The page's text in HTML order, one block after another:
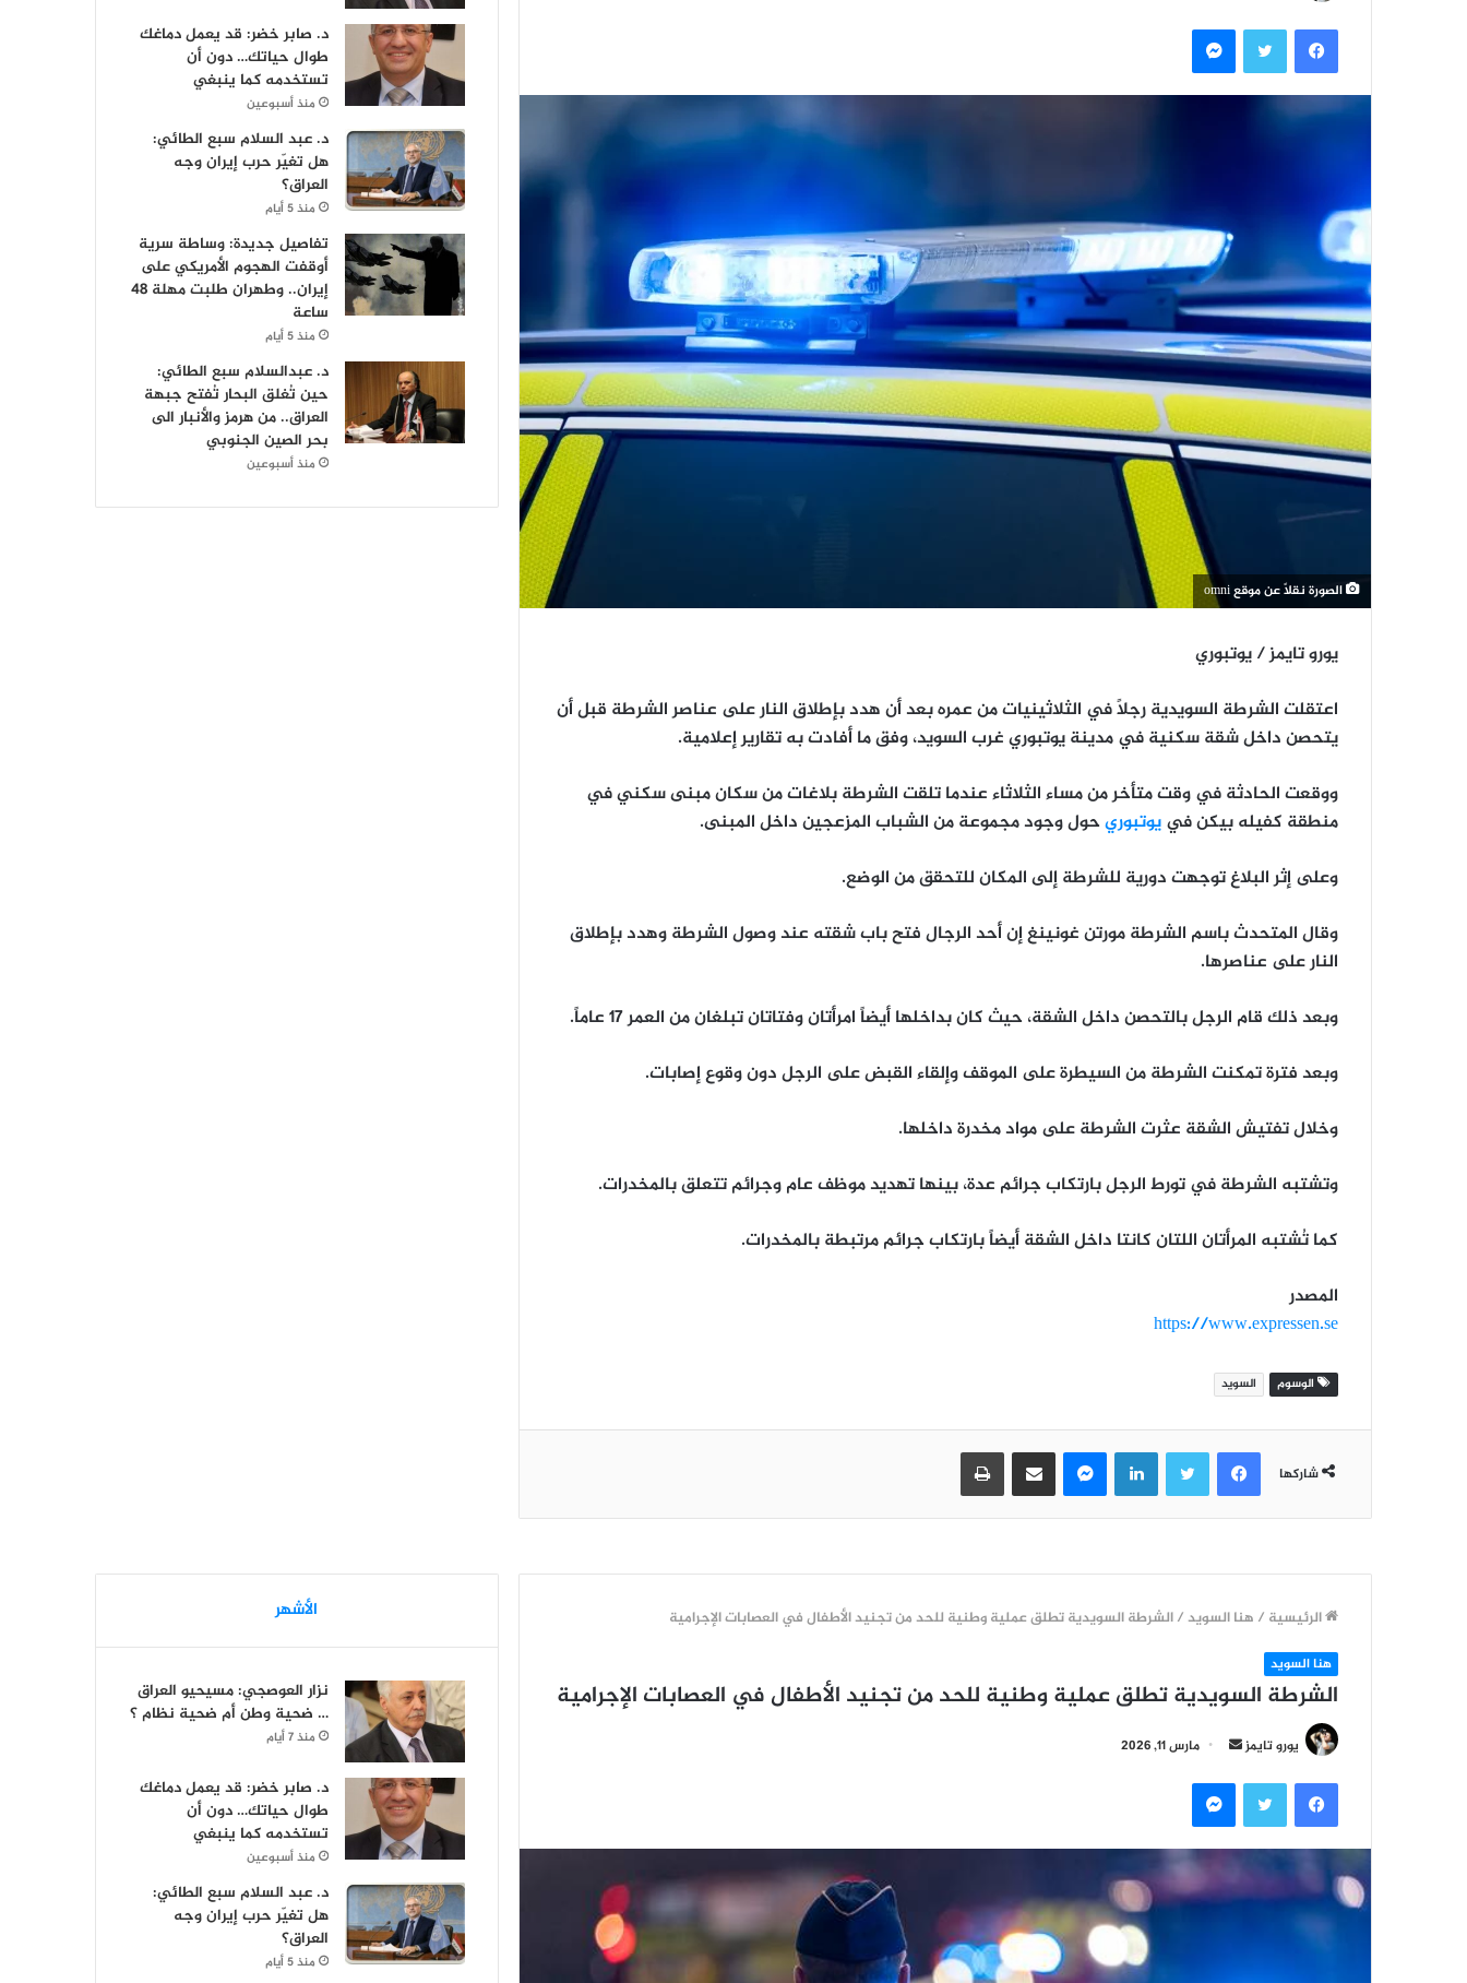
إلكترونيا
فيسبوكتويتر ماسنجر
الصورة نقلاً عن موقع omni
يورو تايمز / يوتبوري
اعتقلت الشرطة السويدية رجلاً في الثلاثينيات من عمره بعد أن هدد بإطلاق النار على عناصر الشرطة قبل أن
يتحصن داخل شقة سكنية في مدينة يوتبوري غرب السويد، وفق ما أفادت به تقارير إعلامية.
ووقعت الحادثة في وقت متأخر من مساء الثلاثاء عندما تلقت الشرطة بلاغات من سكان مبنى سكني في
منطقة كفيله بيكن فييوتبوريحول وجود مجموعة من الشباب المزعجين داخل المبنى.
وعلى إثر البلاغ توجهت دورية للشرطة إلى المكان للتحقق من الوضع.
وقال المتحدث باسم الشرطة مورتن غونينغ إن أحد الرجال فتح باب شقته عند وصول الشرطة وهدد بإطلاق
النار على عناصرها.
وبعد ذلك قام الرجل بالتحصن داخل الشقة، حيث كان بداخلها أيضاً امرأتان وفتاتان تبلغان من العمر 17 عاماً.
وبعد فترة تمكنت الشرطة من السيطرة على الموقف وإلقاء القبض على الرجل دون وقوع إصابات.
وخلال تفتيش الشقة عثرت الشرطة على مواد مخدرة داخلها.
وتشتبه الشرطة في تورط الرجل بارتكاب جرائم عدة، بينها تهديد موظف عام وجرائم تتعلق بالمخدرات.
كما تُشتبه المرأتان اللتان كانتا داخل الشقة أيضاً بارتكاب جرائم مرتبطة بالمخدرات.
المصدر
https://www.expressen.se
الوسوم السويد
شاركها
فيسبوكتويتر لينكدإنماسنجر مشاركة عبر البريد طباعة
د. صابر خضر: قد يعمل دماغك
طوال حياتك… دون أن
تستخدمه كما ينبغي
منذ أسبوعين
د. عبد السلام سبع الطائي:
هل تغيّر حرب إيران وجه
العراق؟
منذ 5 أيام
تفاصيل جديدة: وساطة سرية
أوقفت الهجوم الأمريكي على
إيران.. وطهران طلبت مهلة 48
ساعة
منذ 5 أيام
د. عبدالسلام سبع الطائي:
حين تُغلق البحار تُفتح جبهة
العراق.. من هرمز والأنبار الى
بحر الصين الجنوبي
منذ أسبوعين